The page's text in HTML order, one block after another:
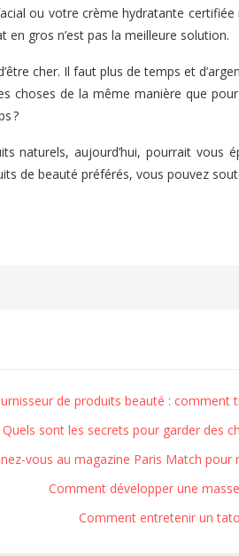
ou votre crème hydratante
en gros n’est pas la meilleure solution.
cher. Il faut plus de temps et
choses de la même manière que
?
naturels, aujourd’hui, pourrait
de beauté préférés, vous pouvez
de produits beauté : comment
Quels sont les secrets pour garder des
vous au magazine Paris Match
Comment développer une
Comment entretenir un